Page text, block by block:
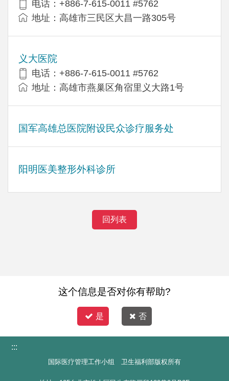
电话：+886-7-615-0011 #5762
地址：高雄市三民区大昌一路305号
义大医院
电话：+886-7-615-0011 #5762
地址：高雄市燕巢区角宿里义大路1号
国军高雄总医院附设民众诊疗服务处
阳明医美整形外科诊所
回列表
这个信息是否对你有帮助?
是 否
:::
国际医疗管理工作小组 卫生福利部版权所有